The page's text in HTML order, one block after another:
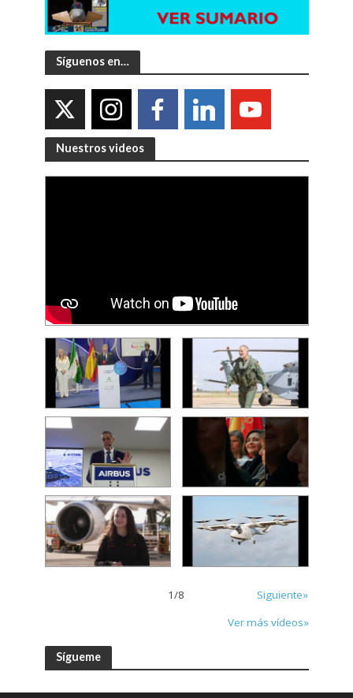
Síguenos en…
Nuestros videos
1/8
Siguiente»
Ver más vídeos»
Sígueme